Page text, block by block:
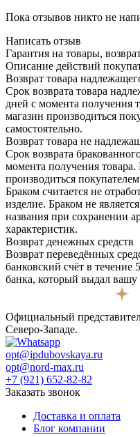
Пока отзывов никто не
Написать отзыв
Гарантия на товары,
Описание действий
Возврат товара
Срок возврата товара
дней с момента получения
магазин производиться
самостоятельно.
Возврат товара не
Срок возврата
момента получения товара.
производиться
Браком считается не
изделие. Браком не
названия при сохранении
характеристик.
Возврат денежных средств
Возврат переведённых
банковский счёт в течение
банка, который выдал вашу
Официальный
Северо-Западе.
opt@ipdubovskaya.ru
opt@nord-max.ru
+7 (921) 652-82-82
Заказать звонок
Доставка и оплата
Блог компании